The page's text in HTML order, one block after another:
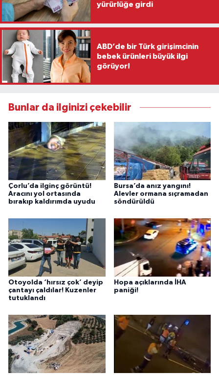
yürürlüğe girdi
ABD’de bir Türk girişimcinin
bebek ürünleri büyük ilgi
görüyor!
Bunlar da ilginizi çekebilir
Çorlu’da ilginç görüntü!
Aracını yol ortasında
bırakıp kaldırımda uyudu
Bursa’da anız yangını!
Alevler ormana sıçramadan
söndürüldü
Otoyolda ‘hırsız çok’ deyip
çantayı çaldılar! Kuzenler
tutuklandı
Hopa açıklarında İHA
paniği!